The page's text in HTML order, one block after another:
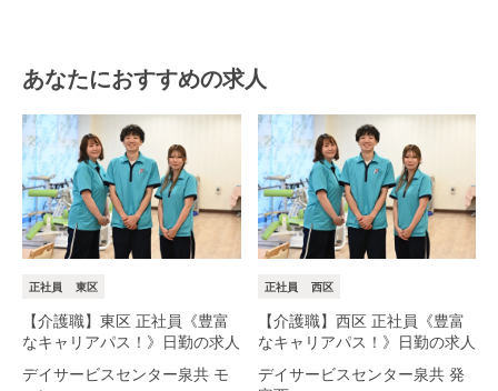
あなたにおすすめの求人
正社員 東区
【介護職】東区 正社員《豊富
なキャリアパス！》日勤の求人
デイサービスセンター泉共 モ
正社員 西区
【介護職】西区 正社員《豊富
なキャリアパス！》日勤の求人
デイサービスセンター泉共 発